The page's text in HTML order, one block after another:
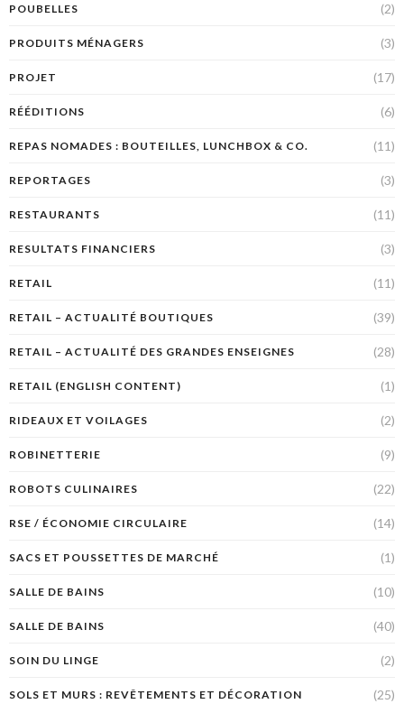
POUBELLES (2)
PRODUITS MÉNAGERS (3)
PROJET (17)
RÉÉDITIONS (6)
REPAS NOMADES : BOUTEILLES, LUNCHBOX & CO. (11)
REPORTAGES (3)
RESTAURANTS (11)
RESULTATS FINANCIERS (3)
RETAIL (11)
RETAIL – ACTUALITÉ BOUTIQUES (39)
RETAIL – ACTUALITÉ DES GRANDES ENSEIGNES (28)
RETAIL (ENGLISH CONTENT) (1)
RIDEAUX ET VOILAGES (2)
ROBINETTERIE (9)
ROBOTS CULINAIRES (22)
RSE / ÉCONOMIE CIRCULAIRE (14)
SACS ET POUSSETTES DE MARCHÉ (1)
SALLE DE BAINS (10)
SALLE DE BAINS (40)
SOIN DU LINGE (2)
SOLS ET MURS : REVÊTEMENTS ET DÉCORATION (25)